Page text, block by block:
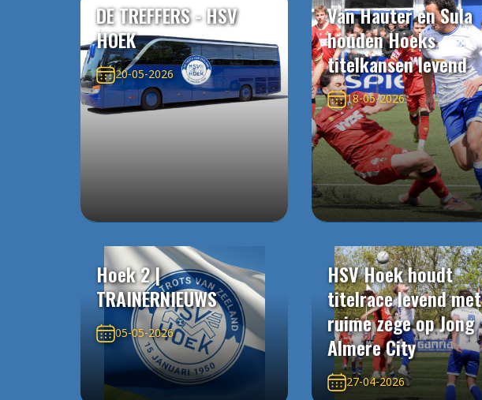
DE TREFFERS - HSV
HOEK
20-05-2026
Van Hauter en Sula
houden Hoeks
titelkansen levend
18-05-2026
Hoek 2 |
TRAINERNIEUWS
05-05-2026
HSV Hoek houdt
titelrace levend met
ruime zege op Jong
Almere City
27-04-2026